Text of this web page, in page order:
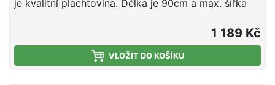
je kvalitní plachtovina. Délka je 90cm a max. šířka
1 189 Kč
VLOŽIT DO KOŠÍKU